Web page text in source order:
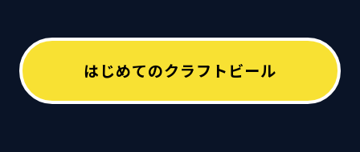
はじめてのクラフトビール